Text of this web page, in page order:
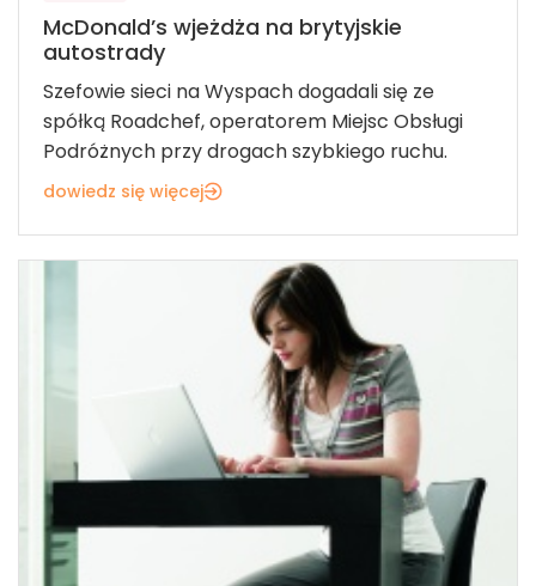
McDonald’s wjeżdża na brytyjskie
autostrady
Szefowie sieci na Wyspach dogadali się ze
spółką Roadchef, operatorem Miejsc Obsługi
Podróżnych przy drogach szybkiego ruchu.
dowiedz się więcej